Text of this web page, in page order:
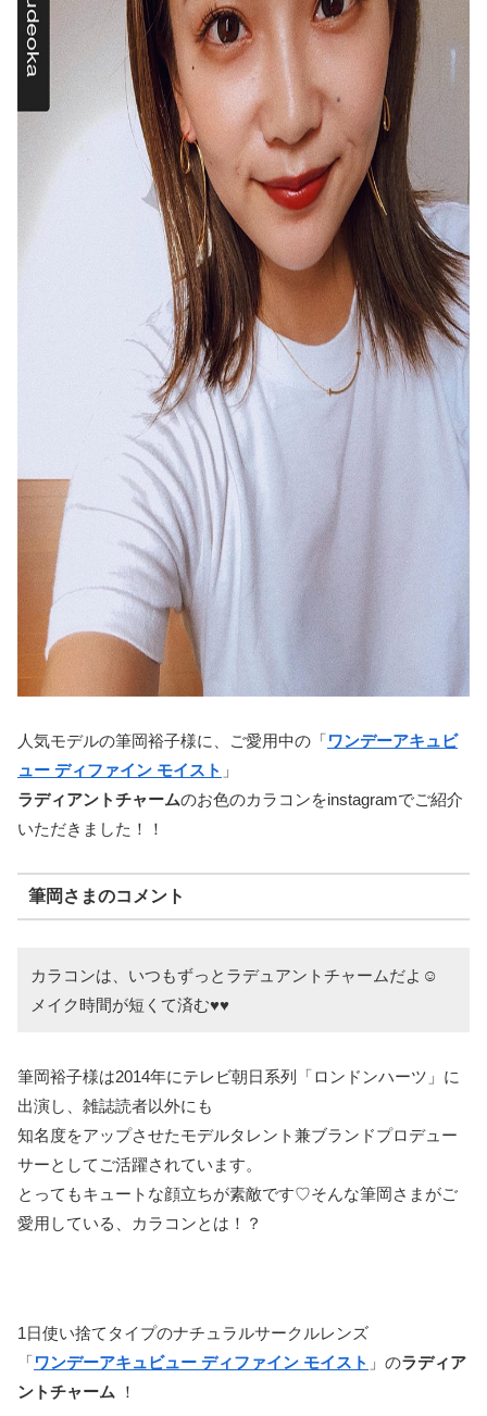
人気モデルの筆岡裕子様に、ご愛用中の「ワンデーアキュビ
ュー ディファイン モイスト 」
ラディアントチャームのお色のカラコンをinstagramでご紹介
いただきました！！
筆岡さまのコメント
カラコンは、いつもずっとラデュアントチャームだよ☺️
メイク時間が短くて済む♥️♥️
筆岡裕子様は2014年にテレビ朝日系列「ロンドンハーツ」に
出演し、雑誌読者以外にも
知名度をアップさせたモデルタレント兼ブランドプロデュー
サーとしてご活躍されています。
とってもキュートな顔立ちが素敵です♡そんな筆岡さまがご
愛用している、カラコンとは！？
1日使い捨てタイプのナチュラルサークルレンズ
「 ワンデーアキュビュー ディファイン モイスト 」のラディア
ントチャーム ！